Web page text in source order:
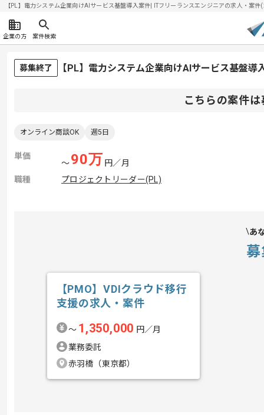
【PL】電力システム企業向けAIサービス基盤導入案件| ITフリーランスエンジニアの求人・案
企業の方 案件検索
募集終了 【PL】電力システム企業向けAIサービス基盤
こちらの案件
オンライン商談OK 週5日
単価
〜90万 円／月
職種
プロジェクトリーダー(PL)
あ
【PMO】VDIクラウド移行
支援の求人・案件
〜 1,350,000 円／月
業務委託
赤羽橋（東京都）